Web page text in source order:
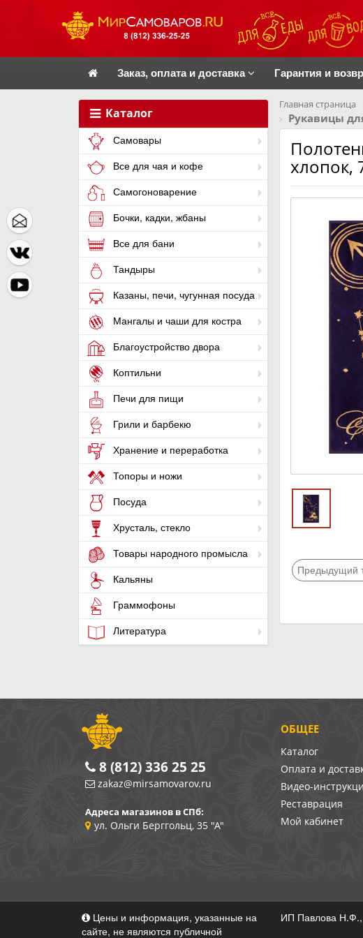
Заказ, оплата и доставка Гарантия и
Каталог
Самовары
Все для чая и кофе
Самогоноварение
Бочки, кадки, жбаны
Все для бани
Тандыры
Казаны, печи, чугунная посуда
Мангалы и чаши для костра
Благоустройство двора
Коптильни
Печи для пищи
Грили и барбекю
Хранение и переработка
Топоры и ножи
Посуда
Хрусталь, стекло
Товары народного промысла
Кальяны
Граммофоны
Литература
Главная страница
Рукавицы
хлопок,
Предыдущий
ОБЩЕЕ
Каталог
Оплата и
Видео-
Реставрация
Мой кабинет
8 (812) 336 25 25
zakaz@mirsamovarov.ru
Адреса магазинов в СПб:
ул. Ольги Берггольц, 35 "А"
Цены и информация, указанные на
сайте, не являются публичной
ИП Павлова